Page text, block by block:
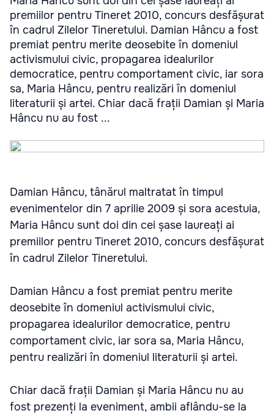
premiilor pentru Tineret 2010, concurs desfășurat
în cadrul Zilelor Tineretului. Damian Hâncu a fost
premiat pentru merite deosebite în domeniul
activismului civic, propagarea idealurilor
democratice, pentru comportament civic, iar sora
sa, Maria Hâncu, pentru realizări în domeniul
literaturii și artei. Chiar dacă frații Damian și Maria
Hâncu nu au fost ...
Damian Hâncu, tânărul maltratat în timpul
evenimentelor din 7 aprilie 2009 și sora acestuia,
Maria Hâncu sunt doi din cei șase laureați ai
premiilor pentru Tineret 2010, concurs desfășurat
în cadrul Zilelor Tineretului.
Damian Hâncu a fost premiat pentru merite
deosebite în domeniul activismului civic,
propagarea idealurilor democratice, pentru
comportament civic, iar sora sa, Maria Hâncu,
pentru realizări în domeniul literaturii și artei.
Chiar dacă frații Damian și Maria Hâncu nu au
fost prezenți la eveniment, ambii aflându-se la